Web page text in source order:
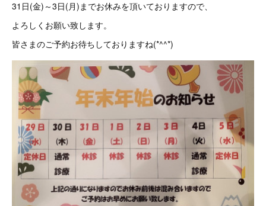
31日(金)～3日(月)までお休みを頂いておりますので、
よろしくお願い致します。
皆さまのご予約お待ちしておりますね(*^^*)